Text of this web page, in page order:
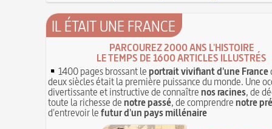
IL ÉTAIT UNE FRANCE
PARCOUREZ 2000 ANS L'HISTOIRE
LE TEMPS DE 1600 ARTICLES ILLUSTRÉS
1400 pages brossant leportrait vivifiant d'une France
deux siècles était la première puissance du monde. Une
divertissante et instructive de connaîtrenos racines, de
toute la richesse denotre passé, de comprendrenotre
d'entrevoir lefutur d'un pays millénaire